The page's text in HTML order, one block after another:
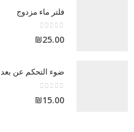
فلتر ماء مزدوج
0
out of 5
₪25.00
ضوء التحكم عن بعد
₪15.00